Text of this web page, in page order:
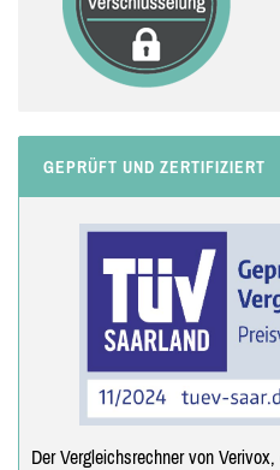
GEPRÜFT UND ZERTIFIZIERT
Der Vergleichsrechner von